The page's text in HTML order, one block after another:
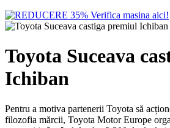
Toyota Suceava
Ichiban
Pentru a motiva partenerii Toyota să
filozofia mărcii, Toyota Motor Europe